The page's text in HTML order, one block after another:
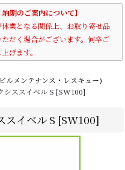
期のご案内について】
業となる関係上、お取り寄せ品
だく場合がございます。何卒ご
げます。
ルメンテナンス・レスキュー)
シススイベル S [SW100]
スイベル S [SW100]